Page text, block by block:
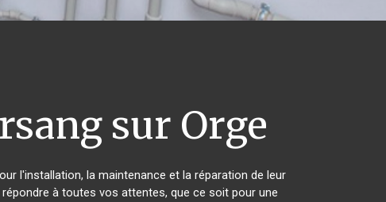
sur Orge
l'installation, la maintenance et la réparation de leur
à toutes vos attentes, que ce soit pour une